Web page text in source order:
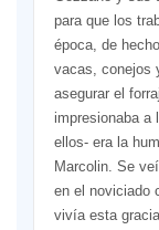
para que los
época, de
vacas, conejos
asegurar el
impresionaba a
ellos- era la
Marcolin. Se
en el noviciado
vivía esta